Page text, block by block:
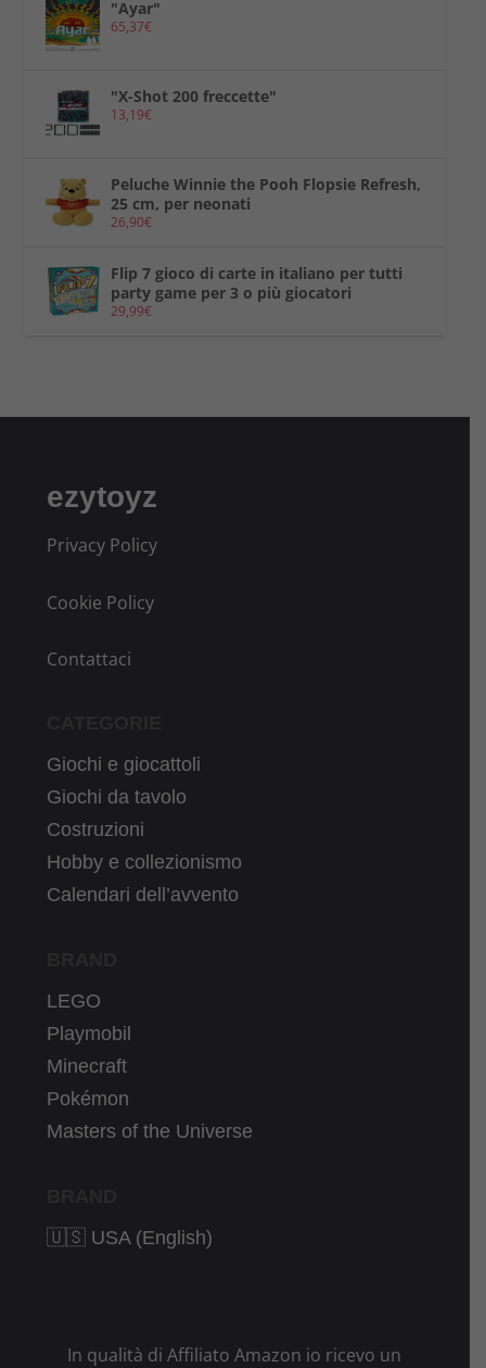
"Ayar"
65,37€
"X-Shot 200 freccette"
13,19€
Peluche Winnie the Pooh Flopsie Refresh,
25 cm, per neonati
26,90€
Flip 7 gioco di carte in italiano per tutti
party game per 3 o più giocatori
29,99€
ezytoyz
Privacy Policy
Cookie Policy
Contattaci
Giochi e giocattoli
Giochi da tavolo
Costruzioni
Hobby e collezionismo
Calendari dell’avvento
LEGO
Playmobil
Minecraft
Pokémon
Masters of the Universe
🇺🇸 USA (English)
In qualità di Affiliato Amazon io ricevo un